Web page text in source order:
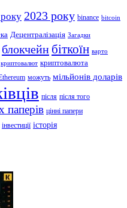
2023 року binance bitcoin
Децентралізація Загадки
блокчейн біткоїн варто
криптовалют криптовалюта
можуть мільйонів доларів
після після того
паперів цінні папери
інвестиції історія